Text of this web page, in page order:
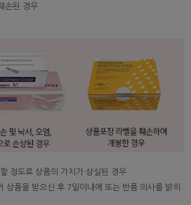
손된 경우
정도로 상품의 가치가 상실된 경우
상품을 받으신 후 7일이내에 또는 반품 의사를 밝히